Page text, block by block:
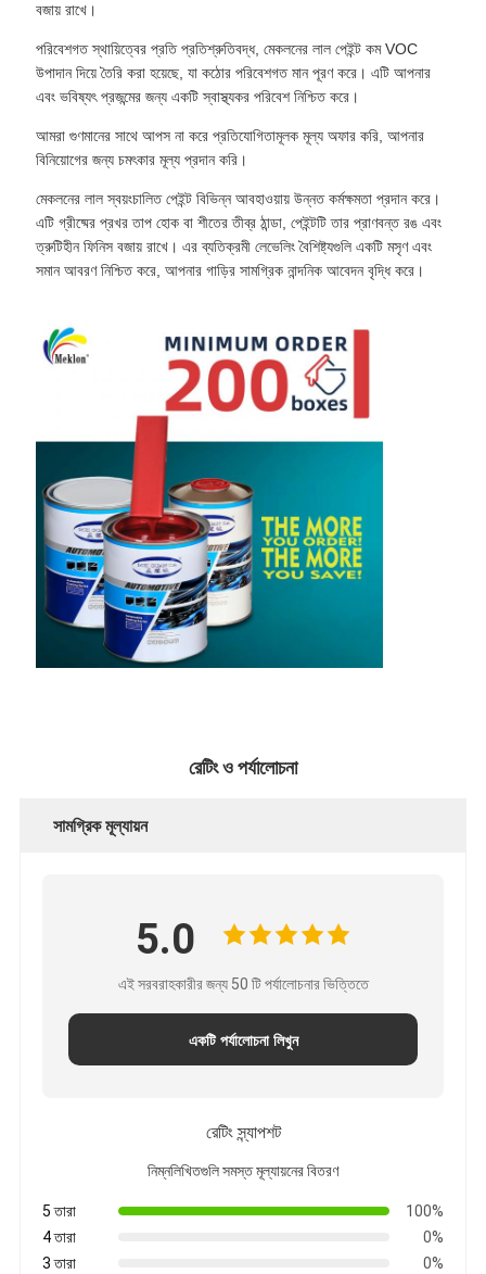
বজায় রাখে।
পরিবেশগত স্থায়িত্বের প্রতি প্রতিশ্রুতিবদ্ধ, মেকলনের লাল পেইন্ট কম VOC
উপাদান দিয়ে তৈরি করা হয়েছে, যা কঠোর পরিবেশগত মান পূরণ করে। এটি আপনার
এবং ভবিষ্যৎ প্রজন্মের জন্য একটি স্বাস্থ্যকর পরিবেশ নিশ্চিত করে।
আমরা গুণমানের সাথে আপস না করে প্রতিযোগিতামূলক মূল্য অফার করি, আপনার
বিনিয়োগের জন্য চমৎকার মূল্য প্রদান করি।
মেকলনের লাল স্বয়ংচালিত পেইন্ট বিভিন্ন আবহাওয়ায় উন্নত কর্মক্ষমতা প্রদান করে।
এটি গ্রীষ্মের প্রখর তাপ হোক বা শীতের তীব্র ঠান্ডা, পেইন্টটি তার প্রাণবন্ত রঙ এবং
ত্রুটিহীন ফিনিস বজায় রাখে। এর ব্যতিক্রমী লেভেলিং বৈশিষ্ট্যগুলি একটি মসৃণ এবং
সমান আবরণ নিশ্চিত করে, আপনার গাড়ির সামগ্রিক নান্দনিক আবেদন বৃদ্ধি করে।
রেটিং ও পর্যালোচনা
সামগ্রিক মূল্যায়ন
5.0
এই সরবরাহকারীর জন্য 50 টি পর্যালোচনার ভিত্তিতে
একটি পর্যালোচনা লিখুন
রেটিং স্ন্যাপশট
নিম্নলিখিতগুলি সমস্ত মূল্যায়নের বিতরণ
5 তারা
100%
4 তারা
0%
3 তারা
0%